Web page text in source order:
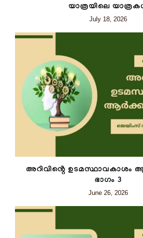
യാത്രയിലെ
July 18, 2026
അറിവിൻ്റെ ഉടമസ്ഥാവകാശം
ഭാഗം 3
June 26, 2026